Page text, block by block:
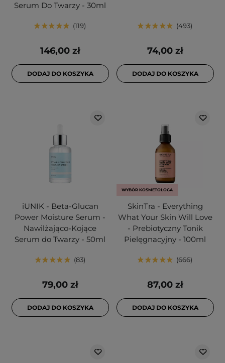
Serum Do Twarzy - 30ml
119
146,00 zł
DODAJ DO KOSZYKA
493
74,00 zł
DODAJ DO KOSZYKA
iUNIK - Beta-Glucan
Power Moisture Serum -
Nawilżająco-Kojące
Serum do Twarzy - 50ml
83
79,00 zł
DODAJ DO KOSZYKA
WYBÓR KOSMETOLOGA
SkinTra - Everything
What Your Skin Will Love
- Prebiotyczny Tonik
Pielęgnacyjny - 100ml
666
87,00 zł
DODAJ DO KOSZYKA